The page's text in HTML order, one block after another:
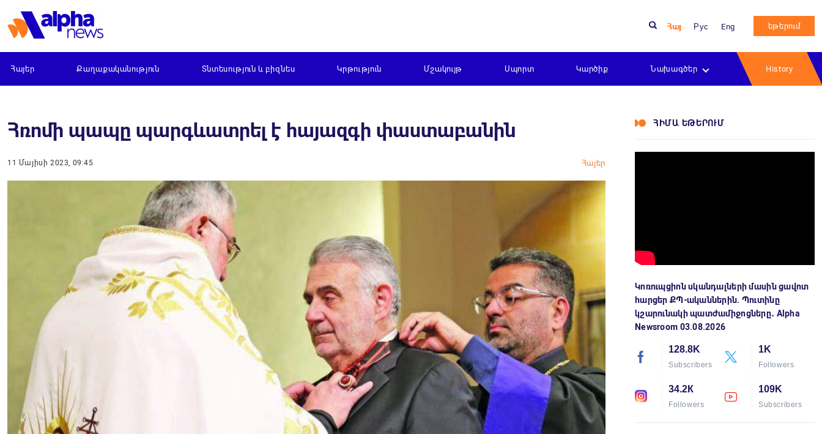
Հայ Рус Eng եթերում
Հայեր Քաղաքականություն Տնտեսություն և բիզնես Կրթություն Մշակույթ Սպորտ Կարծիք Նախագծեր History
Հռոմի պապը պարգևատրել է հայազգի փաստաբանին
11 Մայիսի 2023, 09:45 Հայեր
ՀԻՄԱ ԵԹԵՐՈՒՄ
Կոռուպցիոն սկանդալների մասին ցավոտ
հարցեր ՔՊ-ականներին. Պուտինը
կշարունակի պատժամիջոցները․ Alpha
Newsroom 03.08.2026
128.8K
Subscribers
1K
Followers
34.2К
Followers
109K
Subscribers